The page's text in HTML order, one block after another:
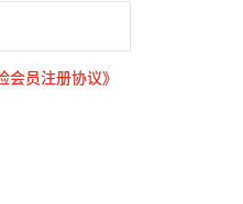
会员注册协议》